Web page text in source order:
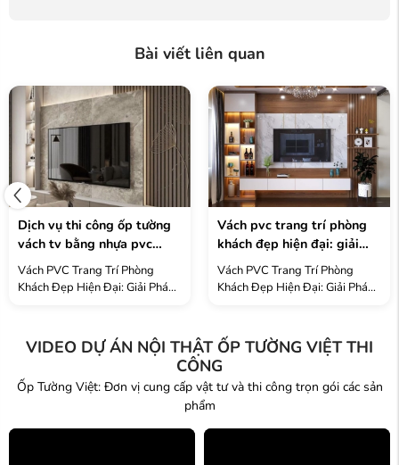
Bài viết liên quan
dịch vụ thi công ốp tường
vách tv bằng nhựa pvc
chuyên nghiệp
Vách PVC Trang Trí Phòng
Khách Đẹp Hiện Đại: Giải Pháp
đang trở thành xu hướng nội
thất được săn đón nhất năm ...
vách pvc trang trí phòng
khách đẹp hiện đại: giải
pháp nội thất tuyệt vời
2025
Vách PVC Trang Trí Phòng
Khách Đẹp Hiện Đại: Giải Pháp
đang trở thành xu hướng nội
thất được săn đón nhất năm ...
VIDEO DỰ ÁN NỘI THẬT ỐP TƯỜNG VIỆT THI
CÔNG
Ốp Tường Việt: Đơn vị cung cấp vật tư và thi công trọn gói các sản
phẩm